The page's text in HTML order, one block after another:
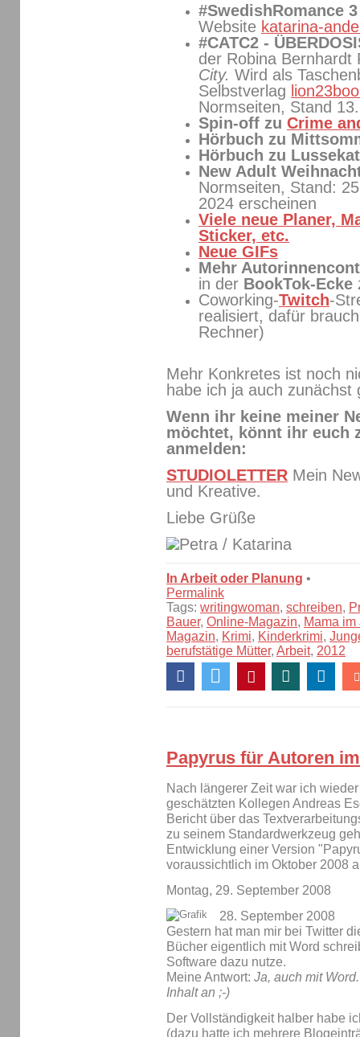
#SwedishRomance
Website katarina-
#CATC2 -
der Robina Bernhardt
City. Wird als
Selbstverlag
Normseiten, Stand
Spin-off zu Crime
Hörbuch zu
Hörbuch zu
New Adult
Normseiten, Stand:
2024 erscheinen
Viele neue Planer,
Sticker, etc.
Neue GIFs
Mehr
in der BookTok-Ecke
Coworking-Twitch-
realisiert, dafür
Rechner)
Mehr Konkretes ist noch
habe ich ja auch
Wenn ihr keine meiner
möchtet, könnt ihr euch
anmelden:
STUDIOLETTER Mein
und Kreative.
Liebe Grüße
/ Katarina
In Arbeit oder Planung •
Permalink
Tags: writingwoman, schreiben,
Bauer, Online-Magazin, Mama im
Magazin, Krimi, Kinderkrimi,
berufstätige Mütter, Arbeit, 2012
Papyrus für Autoren
Nach längerer Zeit war ich
geschätzten Kollegen Andreas
Bericht über das
zu seinem Standardwerkzeug
Entwicklung einer Version
voraussichtlich im Oktober 2008
Montag, 29. September 2008
28. September 2008
Gestern hat man mir bei Twitter
Bücher eigentlich mit Word
Software dazu nutze.
Meine Antwort: Ja, auch mit
Inhalt an ;-)
Der Vollständigkeit halber habe
(dazu hatte ich mehrere